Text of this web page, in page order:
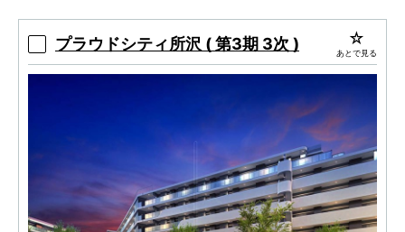
プラウドシティ所沢 ( 第3期 3次 ) あとで見る